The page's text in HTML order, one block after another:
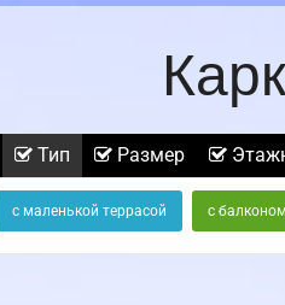
Тип Размер
с маленькой террасой с балконом